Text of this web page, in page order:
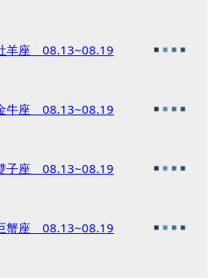
羊座 08.13~08.19
牛座 08.13~08.19
子座 08.13~08.19
蟹座 08.13~08.19